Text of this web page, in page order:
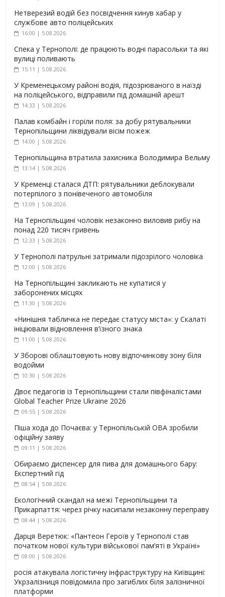
Нетверезий водій без посвідчення кинув хабар у
службове авто поліцейських
16:00 | 5.08.2026
Спека у Тернополі: де працюють водні парасольки та які
вулиці поливають
15:11 | 5.08.2026
У Кременецькому районі водія, підозрюваного в наїзді
на поліцейського, відправили під домашній арешт
14:33 | 5.08.2026
Палав комбайн і горіли поля: за добу рятувальники
Тернопільщини ліквідували вісім пожеж
14:00 | 5.08.2026
Тернопільщина втратила захисника Володимира Вельму
13:14 | 5.08.2026
У Кременці сталася ДТП: рятувальники деблокували
потерпілого з понівеченого автомобіля
13:09 | 5.08.2026
На Тернопільщині чоловік незаконно виловив рибу на
понад 220 тисяч гривень
12:33 | 5.08.2026
У Тернополі патрульні затримали підозрілого чоловіка
12:00 | 5.08.2026
На Тернопільщині закликають не купатися у
заборонених місцях
11:30 | 5.08.2026
«Нинішня табличка не передає статусу міста»: у Скалаті
ініціювали відновлення в’їзного знака
11:00 | 5.08.2026
У Зборові облаштовують нову відпочинкову зону біля
водойми
10:30 | 5.08.2026
Двоє педагогів із Тернопільщини стали півфіналістами
Global Teacher Prize Ukraine 2026
09:55 | 5.08.2026
Піша хода до Почаєва: у Тернопільській ОВА зробили
офіційну заяву
09:11 | 5.08.2026
Обираємо диспенсер для пива для домашнього бару:
Експертний гід
08:54 | 5.08.2026
Екологічний скандал на межі Тернопільщини та
Прикарпаття: через річку насипали незаконну переправу
08:44 | 5.08.2026
Дарця Веретюк: «Пантеон Героїв у Тернополі став
початком нової культури військової пам’яті в Україні»
08:00 | 5.08.2026
росія атакувала логістичну інфраструктуру на Київщині:
Укрзалізниця повідомила про загиблих біля залізничної
платформи